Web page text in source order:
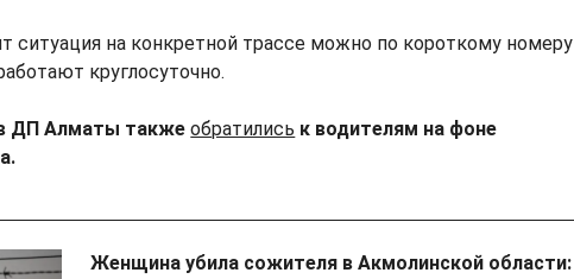
ситуация на конкретной трассе можно по короткому номеру
круглосуточно.
ДП Алматы такжеобратились к водителям на фоне
Женщина убила сожителя в Акмолинской области: